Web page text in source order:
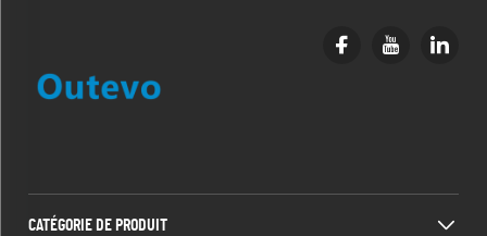
CATÉGORIE DE PRODUIT